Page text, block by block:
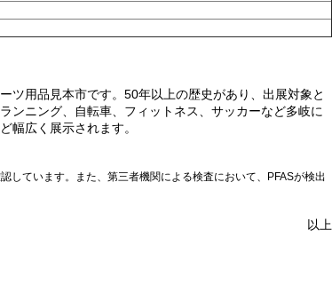
ツ用品見本市です。50年以上の歴史があり、出展対象と
ンニング、自転車、フィットネス、サッカーなど多岐に
幅広く展示されます。
しています。また、第三者機関による検査において、PFASが検出
以上